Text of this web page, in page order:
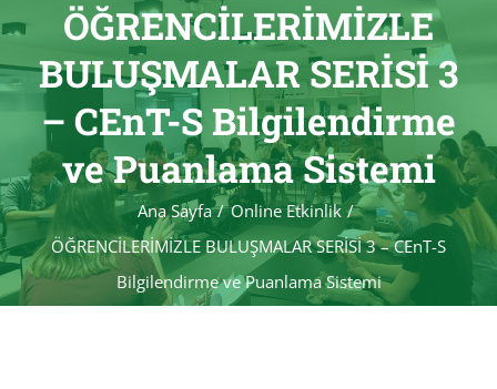
ÖĞRENCİLERİMİZLE
BULUŞMALAR SERİSİ 3
– CEnT-S Bilgilendirme
ve Puanlama Sistemi
Ana Sayfa
Online Etkinlik
ÖĞRENCİLERİMİZLE BULUŞMALAR SERİSİ 3 – CEnT-S
Bilgilendirme ve Puanlama Sistemi